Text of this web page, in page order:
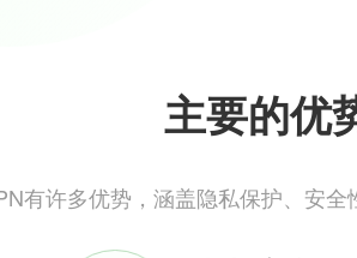
主要的优
有许多优势，涵盖隐私保护、安